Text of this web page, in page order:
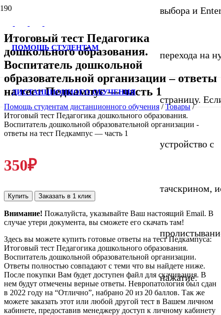
ПОМОЩЬ СТУДЕНТАМ
ДИСТАНЦИОННОГО ОБУЧЕНИЯ
выбора и
перехода на
страницу.
устройство с
тачскрином,
нажатие.
Итоговый тест Педагогика
дошкольного образования.
Воспитатель дошкольной
образовательной организации – ответы
на тест Педкампус — часть 1
Помощь студентам дистанционного обучения /Товары /
Итоговый тест Педагогика дошкольного образования.
Воспитатель дошкольной образовательной организации -
ответы на тест Педкампус — часть 1
350₽
Купить Заказать в 1 клик
Внимание! Пожалуйста, указывайте Ваш настоящий Email. В
случае утери документа, вы сможете его скачать там!
Здесь вы можете купить готовые ответы на тест Педкампуса:
Итоговый тест Педагогика дошкольного образования.
Воспитатель дошкольной образовательной организации.
Ответы полностью совпадают с теми что вы найдете ниже.
После покупки Вам будет доступен файл для скачивания. В
нем будут отмечены верные ответы. Невропатология был сдан
в 2022 году на “Отлично”, набрано 20 из 20 баллов. Так же
можете заказать этот или любой другой тест в Вашем личном
кабинете, предоставив менеджеру доступ к личному кабинету